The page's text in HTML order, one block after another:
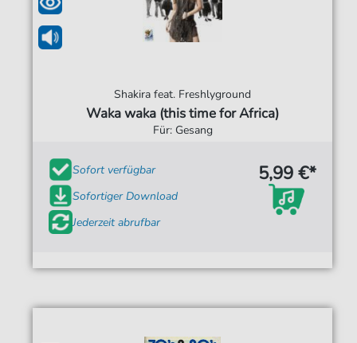
Shakira feat. Freshlyground
Waka waka (this time for Africa)
Für: Gesang
Sofort verfügbar
Sofortiger Download
Jederzeit abrufbar
5,99 €*